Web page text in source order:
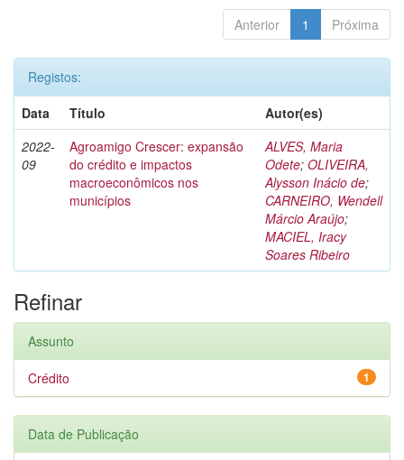
Anterior 1 Próxima
Registos:
Data
Título
Autor(es)
2022-
09
Agroamigo Crescer: expansão
do crédito e impactos
macroeconômicos nos
municípios
ALVES, Maria
Odete; OLIVEIRA,
Alysson Inácio de;
CARNEIRO, Wendell
Márcio Araújo;
MACIEL, Iracy
Soares Ribeiro
Refinar
Assunto
1
Crédito
Data de Publicação